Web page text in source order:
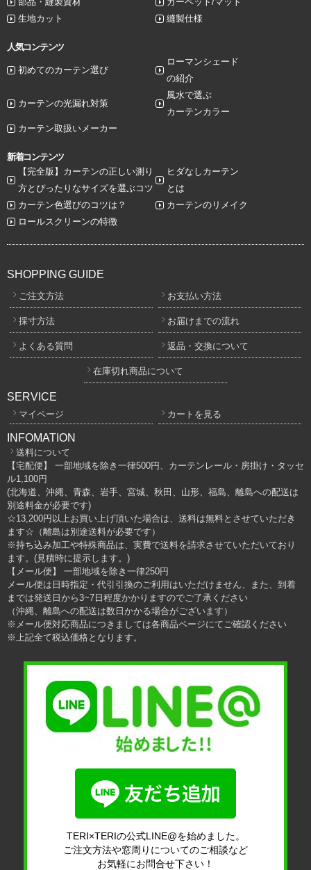
生地カット
縫製仕様
人気コンテンツ
初めてのカーテン選び
ローマンシェード
の紹介
カーテンの光漏れ対策
風水で選ぶ
カーテンカラー
カーテン取扱いメーカー
新着コンテンツ
【完全版】カーテンの正しい測り
方とぴったりなサイズを選ぶコツ
ヒダなしカーテン
とは
カーテン色選びのコツは？
カーテンのリメイク
ロールスクリーンの特徴
SHOPPING GUIDE
ご注文方法 お支払い方法
採寸方法 お届けまでの流れ
よくある質問 返品・交換について
在庫切れ商品について
SERVICE
マイページ カートを見る
INFOMATION
送料について
【宅配便】 一部地域を除き一律500円、カーテンレール・房掛け・タッセ
ル1,100円
(北海道、沖縄、青森、岩手、宮城、秋田、山形、福島、離島への配送は
別途料金が必要です)
☆13,200円以上お買い上げ頂いた場合は、送料は無料とさせていただき
ます☆（離島は別途送料が必要です）
※持ち込み加工や特殊商品は、実費で送料を請求させていただいており
ます。(見積時に提示します。)
【メール便】 一部地域を除き一律250円
メール便は日時指定・代引引換のご利用はいただけません、また、到着
までは発送日から3~7日程度かかりますのでご了承ください
（沖縄、離島への配送は数日かかる場合がございます）
※メール便対応商品につきましては各商品ページにてご確認ください
※上記全て税込価格となります。
TERI×TERIの公式LINE@を始めました。
ご注文方法や窓周りについてのご相談など
お気軽にお問合せ下さい！